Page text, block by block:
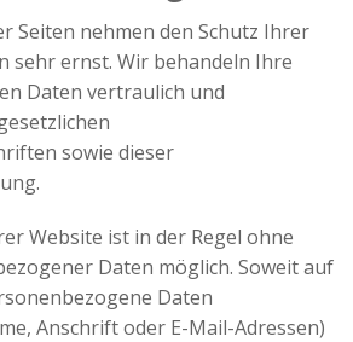
Seiten nehmen den Schutz Ihrer
sehr ernst. Wir behandeln Ihre
Daten vertraulich und
sowie dieser
Website ist in der Regel ohne
Daten möglich. Soweit auf
Daten
Anschrift oder E-Mail-Adressen)